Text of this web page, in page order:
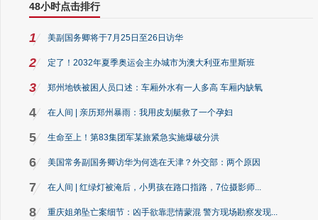
48小时点击排行
1 美副国务卿将于7月25日至26日访华
2 定了！2032年夏季奥运会主办城市为澳大利亚布里斯班
3 郑州地铁被困人员口述：车厢外水有一人多高 车厢内缺氧
4 在人间 | 亲历郑州暴雨：我用皮划艇救了一个孕妇
5 生命至上！第83集团军某旅紧急实施爆破分洪
6 美国常务副国务卿访华为何选在天津？外交部：两个原因
7 在人间 | 红绿灯被淹后，小男孩在路口指路，7位摄影师...
8 重庆姐弟坠亡案细节：凶手欲靠悲情蒙混 警方现场勘察发现...